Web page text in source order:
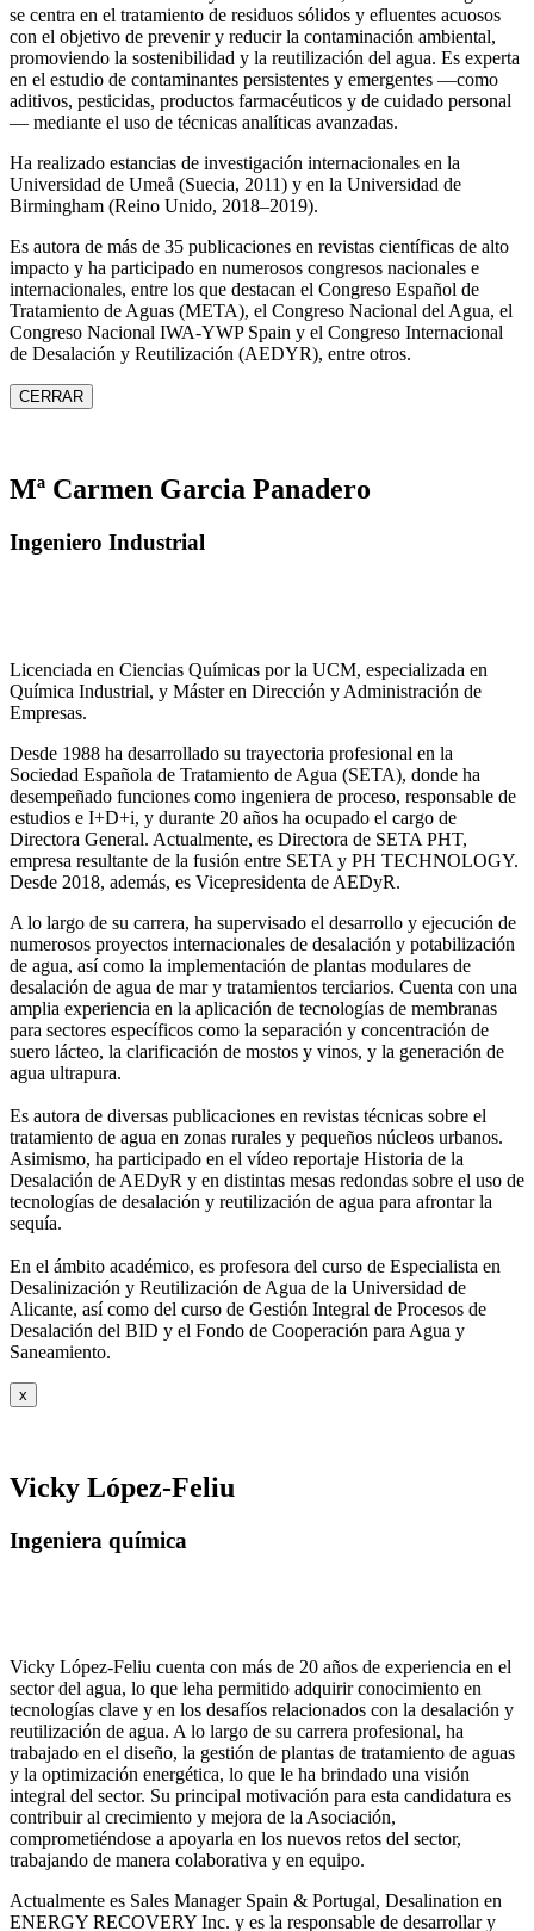
se centra en el tratamiento de residuos sólidos y efluentes acuosos
con el objetivo de prevenir y reducir la contaminación ambiental,
promoviendo la sostenibilidad y la reutilización del agua. Es experta
en el estudio de contaminantes persistentes y emergentes —como
aditivos, pesticidas, productos farmacéuticos y de cuidado personal
— mediante el uso de técnicas analíticas avanzadas.
Ha realizado estancias de investigación internacionales en la
Universidad de Umeå (Suecia, 2011) y en la Universidad de
Birmingham (Reino Unido, 2018–2019).
Es autora de más de 35 publicaciones en revistas científicas de alto
impacto y ha participado en numerosos congresos nacionales e
internacionales, entre los que destacan el Congreso Español de
Tratamiento de Aguas (META), el Congreso Nacional del Agua, el
Congreso Nacional IWA‑YWP Spain y el Congreso Internacional
de Desalación y Reutilización (AEDYR), entre otros.
CERRAR
Mª Carmen Garcia Panadero
Ingeniero Industrial
Licenciada en Ciencias Químicas por la UCM, especializada en
Química Industrial, y Máster en Dirección y Administración de
Empresas.
Desde 1988 ha desarrollado su trayectoria profesional en la
Sociedad Española de Tratamiento de Agua (SETA), donde ha
desempeñado funciones como ingeniera de proceso, responsable de
estudios e I+D+i, y durante 20 años ha ocupado el cargo de
Directora General. Actualmente, es Directora de SETA PHT,
empresa resultante de la fusión entre SETA y PH TECHNOLOGY.
Desde 2018, además, es Vicepresidenta de AEDyR.
A lo largo de su carrera, ha supervisado el desarrollo y ejecución de
numerosos proyectos internacionales de desalación y potabilización
de agua, así como la implementación de plantas modulares de
desalación de agua de mar y tratamientos terciarios. Cuenta con una
amplia experiencia en la aplicación de tecnologías de membranas
para sectores específicos como la separación y concentración de
suero lácteo, la clarificación de mostos y vinos, y la generación de
agua ultrapura.
Es autora de diversas publicaciones en revistas técnicas sobre el
tratamiento de agua en zonas rurales y pequeños núcleos urbanos.
Asimismo, ha participado en el vídeo reportaje Historia de la
Desalación de AEDyR y en distintas mesas redondas sobre el uso de
tecnologías de desalación y reutilización de agua para afrontar la
sequía.
En el ámbito académico, es profesora del curso de Especialista en
Desalinización y Reutilización de Agua de la Universidad de
Alicante, así como del curso de Gestión Integral de Procesos de
Desalación del BID y el Fondo de Cooperación para Agua y
Saneamiento.
x
Vicky López-Feliu
Ingeniera química
Vicky López-Feliu cuenta con más de 20 años de experiencia en el
sector del agua, lo que leha permitido adquirir conocimiento en
tecnologías clave y en los desafíos relacionados con la desalación y
reutilización de agua. A lo largo de su carrera profesional, ha
trabajado en el diseño, la gestión de plantas de tratamiento de aguas
y la optimización energética, lo que le ha brindado una visión
integral del sector. Su principal motivación para esta candidatura es
contribuir al crecimiento y mejora de la Asociación,
comprometiéndose a apoyarla en los nuevos retos del sector,
trabajando de manera colaborativa y en equipo.
Actualmente es Sales Manager Spain & Portugal, Desalination en
ENERGY RECOVERY Inc. y es la responsable de desarrollar y